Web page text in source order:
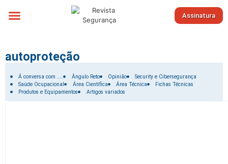
Assinatura
autoproteção
Filtrar por:
Á conversa com .... Ângulo Reto Opinião
Security e Cibersegurança
Saúde Ocupacional
Área Científica Área Técnica
Fichas Técnicas
Produtos e Equipamentos
Artigos variados